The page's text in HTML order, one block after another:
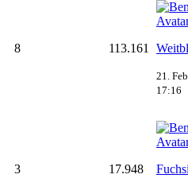
8 113.161
21.
17:16
3 17.948